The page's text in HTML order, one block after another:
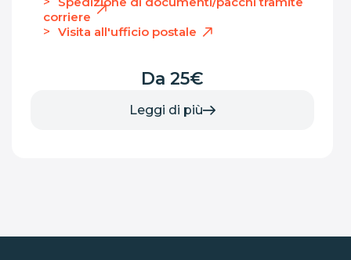
corriere
Visita all'ufficio postale
Da 25€
Leggi di più